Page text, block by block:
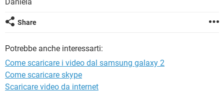
Share
Potrebbe anche interessarti:
Come scaricare i video dal samsung galaxy 2
Come scaricare skype
Scaricare video da internet